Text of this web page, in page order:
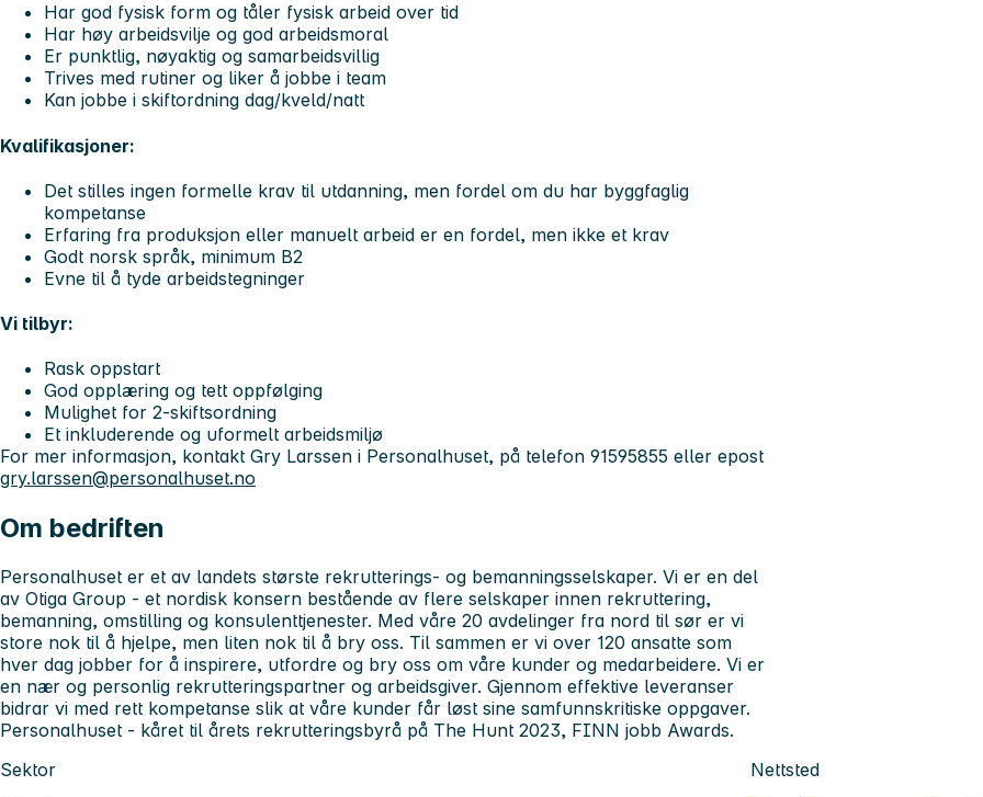
Har god fysisk form og tåler fysisk arbeid over tid
Har høy arbeidsvilje og god arbeidsmoral
Er punktlig, nøyaktig og samarbeidsvillig
Trives med rutiner og liker å jobbe i team
Kan jobbe i skiftordning dag/kveld/natt
Kvalifikasjoner:
Det stilles ingen formelle krav til utdanning, men fordel om du har byggfaglig
kompetanse
Erfaring fra produksjon eller manuelt arbeid er en fordel, men ikke et krav
Godt norsk språk, minimum B2
Evne til å tyde arbeidstegninger
Vi tilbyr:
Rask oppstart
God opplæring og tett oppfølging
Mulighet for 2-skiftsordning
Et inkluderende og uformelt arbeidsmiljø
For mer informasjon, kontakt Gry Larssen i Personalhuset, på telefon 91595855 eller epost
gry.larssen@personalhuset.no
Om bedriften
Personalhuset er et av landets største rekrutterings- og bemanningsselskaper. Vi er en del
av Otiga Group - et nordisk konsern bestående av flere selskaper innen rekruttering,
bemanning, omstilling og konsulenttjenester. Med våre 20 avdelinger fra nord til sør er vi
store nok til å hjelpe, men liten nok til å bry oss. Til sammen er vi over 120 ansatte som
hver dag jobber for å inspirere, utfordre og bry oss om våre kunder og medarbeidere. Vi er
en nær og personlig rekrutteringspartner og arbeidsgiver. Gjennom effektive leveranser
bidrar vi med rett kompetanse slik at våre kunder får løst sine samfunnskritiske oppgaver.
Personalhuset - kåret til årets rekrutteringsbyrå på The Hunt 2023, FINN jobb Awards.
Sektor
Nettsted